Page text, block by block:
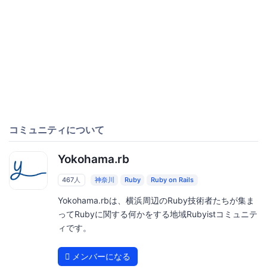
コミュニティについて
Yokohama.rb
467人 神奈川 Ruby Ruby on Rails
Yokohama.rbは、横浜周辺のRuby技術者たちが集ま
ってRubyに関する何かをする地域Rubyistコミュニテ
ィです。
メンバーになる